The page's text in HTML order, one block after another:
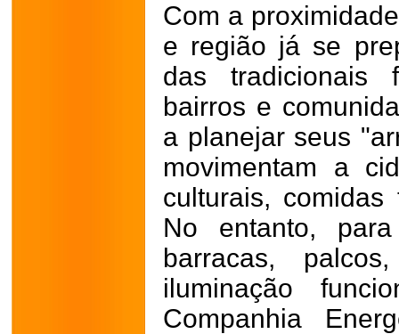
Com a
e região já se
das tradicionais
bairros e
a planejar seus
movimentam a
culturais,
No entanto,
barracas,
iluminação
Companhia